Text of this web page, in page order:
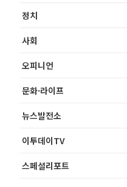
정치
사회
오피니언
문화·라이프
뉴스발전소
이투데이TV
스페셜리포트